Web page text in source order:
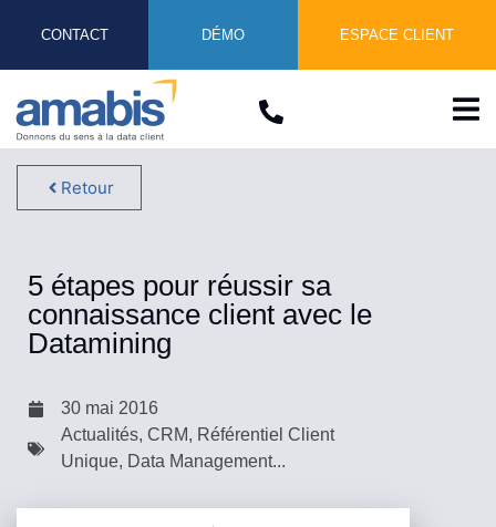
CONTACT DÉMO ESPACE CLIENT
Retour
5 étapes pour réussir sa
connaissance client avec le
Datamining
30 mai 2016
Actualités, CRM, Référentiel Client
Unique, Data Management...